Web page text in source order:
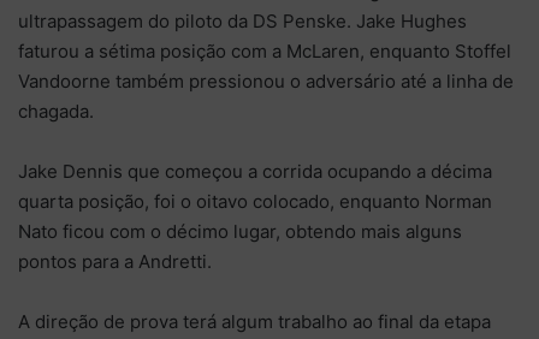
ultrapassagem do piloto da DS Penske. Jake Hughes
faturou a sétima posição com a McLaren, enquanto Stoffel
Vandoorne também pressionou o adversário até a linha de
chagada.
Jake Dennis que começou a corrida ocupando a décima
quarta posição, foi o oitavo colocado, enquanto Norman
Nato ficou com o décimo lugar, obtendo mais alguns
pontos para a Andretti.
A direção de prova terá algum trabalho ao final da etapa